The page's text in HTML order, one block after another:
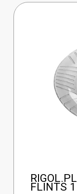
FLINTS